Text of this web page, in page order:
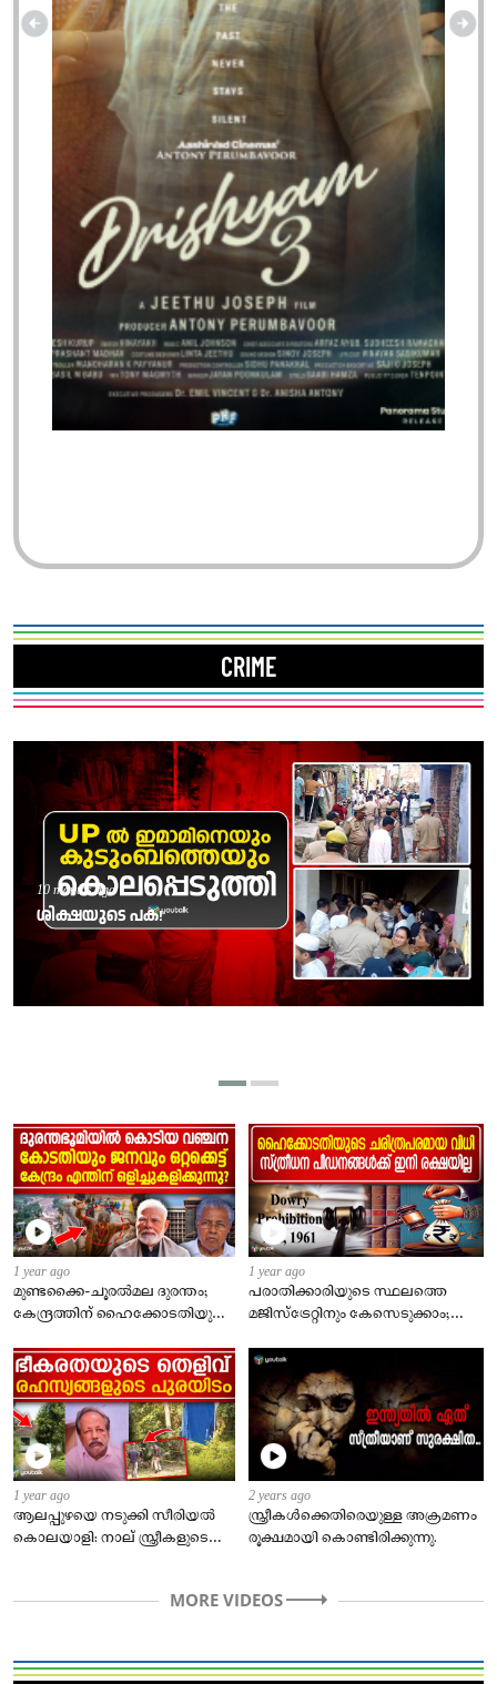
CRIME
10 months ago
ശിക്ഷയുടെ പക!
1 year ago
മുണ്ടക്കൈ-ചൂരൽമല ദുരന്തം;
കേന്ദ്രത്തിന് ഹൈക്കോടതിയുടെ
1 year ago
പരാതിക്കാരിയുടെ സ്ഥലത്തെ
മജിസ്ട്രേറ്റിനും കേസെടുക്കാം;
സുപ്രധാനമാകും
1 year ago
ആലപ്പുഴയെ നടുക്കി സീരിയൽ
കൊലയാളി: നാല് സ്ത്രീകളുടെ
2 years ago
സ്ത്രീകൾക്കെതിരെയുള്ള അക്രമണം
രൂക്ഷമായി കൊണ്ടിരിക്കുന്നു.
MORE VIDEOS